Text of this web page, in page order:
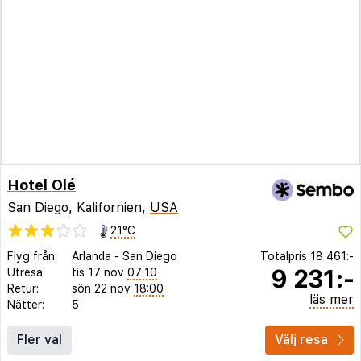
Hotel Olé
San Diego, Kalifornien, USA
21°C
Flyg från:
Arlanda - San Diego
Utresa:
tis 17 nov 07:10
Retur:
sön 22 nov 18:00
Nätter:
5
Totalpris 18 461:-
9 231:-
läs mer
Fler val Välj resa